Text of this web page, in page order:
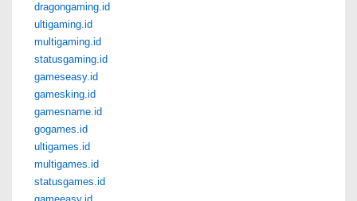
dragongaming.id
ultigaming.id
multigaming.id
statusgaming.id
gameseasy.id
gamesking.id
gamesname.id
gogames.id
ultigames.id
multigames.id
statusgames.id